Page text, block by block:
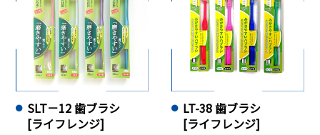
SLT－12 歯ブラシ
[ライフレンジ]
LT-38 歯ブラシ
[ライフレンジ]